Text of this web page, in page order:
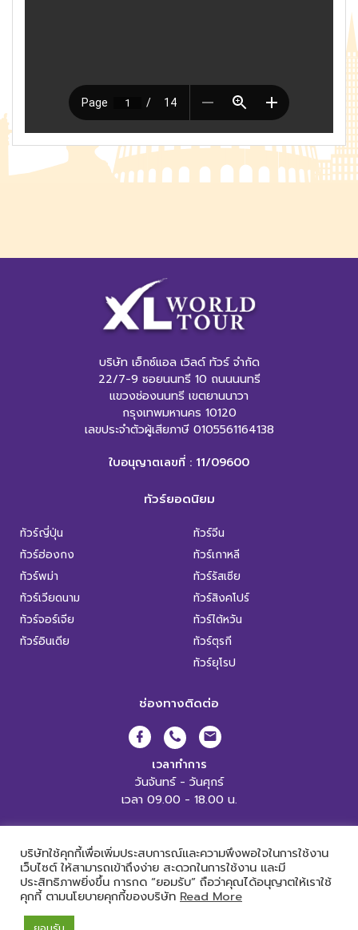
บริษัทใช้คุกกี้เพื่อเพิ่มประสบการณ์และความพึงพอใจในการใช้งาน
เว็บไซต์ ให้สามารถเข้าถึงง่าย สะดวกในการใช้งาน และมี
ประสิทธิภาพยิ่งขึ้น การกด “ยอมรับ” ถือว่าคุณได้อนุญาตให้เราใช้
คุกกี้ ตามนโยบายคุกกี้ของบริษัท Read More
บริษัท เอ็กซ์แอล เวิลด์ ทัวร์ จำกัด
22/7-9 ซอยนนทรี 10 ถนนนนทรี
แขวงช่องนนทรี เขตยานนาวา
กรุงเทพมหานคร 10120
เลขประจำตัวผู้เสียภาษี 0105561164138
ใบอนุญาตเลขที่ : 11/09600
ทัวร์ยอดนิยม
ทัวร์ญี่ปุ่น
ทัวร์ฮ่องกง
ทัวร์พม่า
ทัวร์เวียดนาม
ทัวร์จอร์เจีย
ทัวร์อินเดีย
ทัวร์จีน
ทัวร์เกาหลี
ทัวร์รัสเซีย
ทัวร์สิงคโปร์
ทัวร์ไต้หวัน
ทัวร์ตุรกี
ทัวร์ยุโรป
ช่องทางติดต่อ
เวลาทำการ
วันจันทร์ - วันศุกร์
เวลา 09.00 - 18.00 น.
Powered by